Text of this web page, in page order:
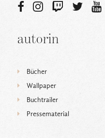
autorin
Bücher
Wallpaper
Buchtrailer
Pressematerial